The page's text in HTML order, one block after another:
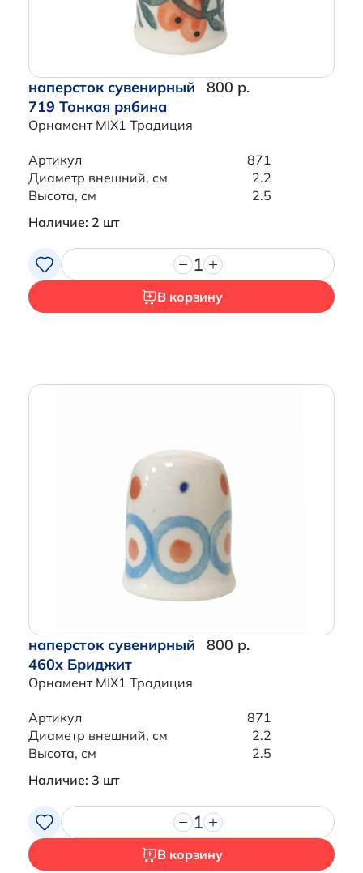
наперсток сувенирный
719 Тонкая рябина
Орнамент MIX1 Традиция
800 р.
Артикул
871
Диаметр внешний, см
2.2
Высота, см
2.5
Наличие: 2 шт
1
В корзину
наперсток сувенирный
460x Бриджит
Орнамент MIX1 Традиция
800 р.
Артикул
871
Диаметр внешний, см
2.2
Высота, см
2.5
Наличие: 3 шт
1
В корзину